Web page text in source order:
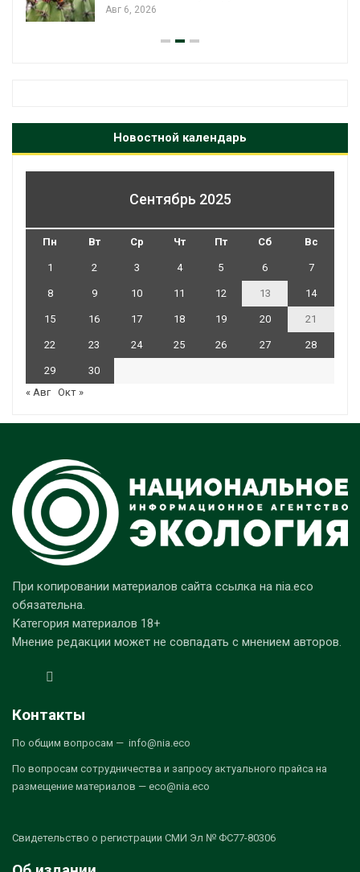
Новостной календарь
Сентябрь 2025
Пн Вт Ср Чт Пт Сб Вс
1 2 3 4 5 6 7
8 9 10 11 12 13 14
15 16 17 18 19 20 21
22 23 24 25 26 27 28
29
30
« Авг Окт »
При копировании материалов сайта ссылка на nia.eco
обязательна.
Категория материалов 18+
Мнение редакции может не совпадать с мнением авторов.
Контакты
По общим вопросам — info@nia.eco
По вопросам сотрудничества и запросу актуального прайса на
размещение материалов — eco@nia.eco
Свидетельство о регистрации СМИ Эл № ФС77-80306